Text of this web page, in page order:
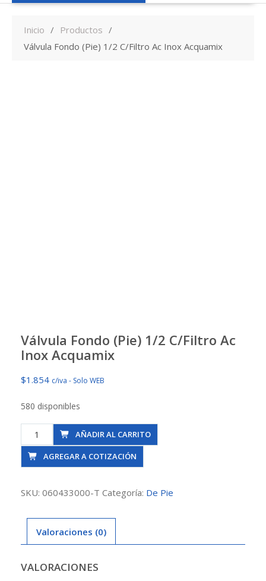
Inicio
Productos
Válvula Fondo (Pie) 1/2 C/Filtro Ac Inox Acquamix
Válvula Fondo (Pie) 1/2 C/Filtro Ac
Inox Acquamix
$1.854 c/iva - Solo WEB
580 disponibles
Válvula
Fondo
(Pie)
C/Filtro
Inox
Acquamix
AÑADIR AL CARRITO
AGREGAR A COTIZACIÓN
SKU: 060433000-T Categoría: De Pie
Valoraciones (0)
VALORACIONES